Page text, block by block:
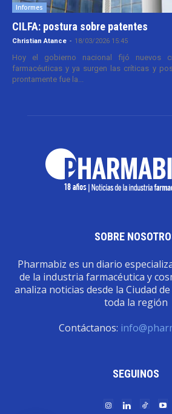
Informes
CILFA: postura sobre patentes
Christian Atance - 18/03/2026 15:45
Hoy el gobierno nacional fijó nuevos
farmacéuticas y ya surgen las críticas y
prontamente fue la...
SOBRE
Pharmabiz es un diario
de la industria farmacéutica y
analiza noticias desde la Ciudad
toda la región
Contáctanos:
SEGUINOS